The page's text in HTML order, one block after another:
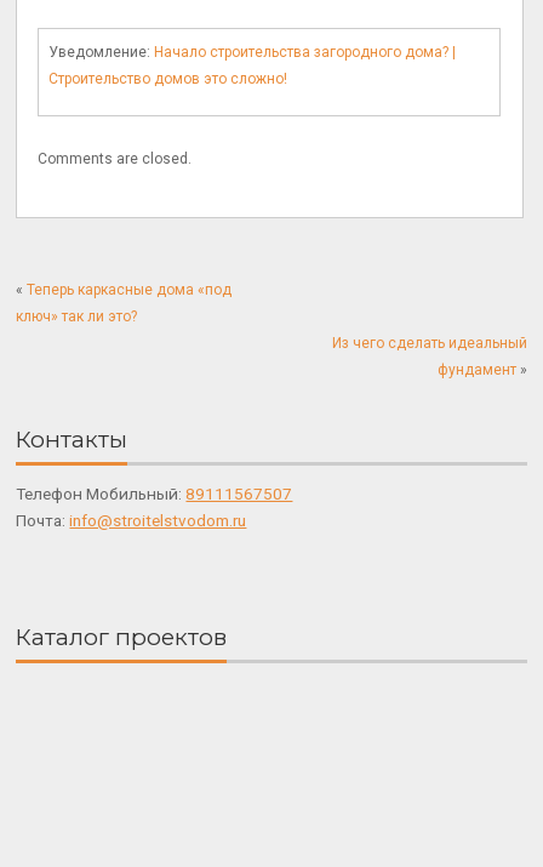
Уведомление: Начало строительства загородного дома? |
Строительство домов это сложно!
Comments are closed.
«Теперь каркасные дома «под
ключ» так ли это?
Из чего сделать идеальный
фундамент»
Контакты
Телефон Мобильный:89111567507
Почта:info@stroitelstvodom.ru
Каталог проектов